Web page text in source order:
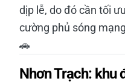
dịp lễ, do đó cần tối
cường phủ sóng
🚗
Nhơn Trạch: khu